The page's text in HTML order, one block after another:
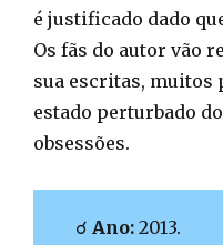
é justificado dado
Os fãs do autor vão
sua escritas, muitos
estado perturbado
obsessões.
☌ Ano: 2013.